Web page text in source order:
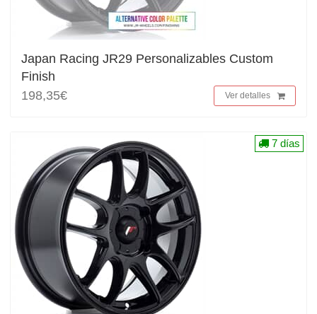
Japan Racing JR29 Personalizables Custom
Finish
198,35€
Ver detalles
7 días